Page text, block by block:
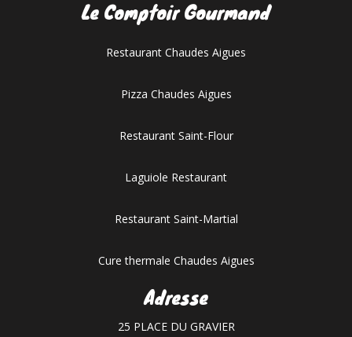
Le Comptoir Gourmand
Restaurant Chaudes Aigues
Pizza Chaudes Aigues
Restaurant Saint-Flour
Laguiole Restaurant
Restaurant Saint-Martial
Cure thermale Chaudes Aigues
Adresse
25 PLACE DU GRAVIER